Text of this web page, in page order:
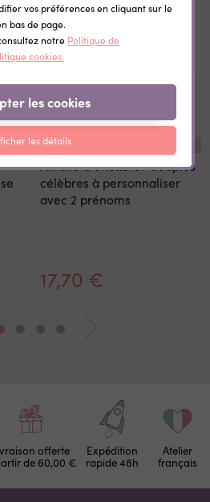
Affiche à encadrer Couples
célèbres à personnaliser
avec 2 prénoms
17,70 €
offerte
de 60,00 €
Expédition
rapide 48h
Atelier
français
vos préférences en cliquant sur le
bas de page.
notre Politique de
cookies.
les cookies
les détails